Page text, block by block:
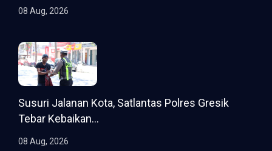
08 Aug, 2026
Susuri Jalanan Kota, Satlantas Polres Gresik
Tebar Kebaikan...
08 Aug, 2026